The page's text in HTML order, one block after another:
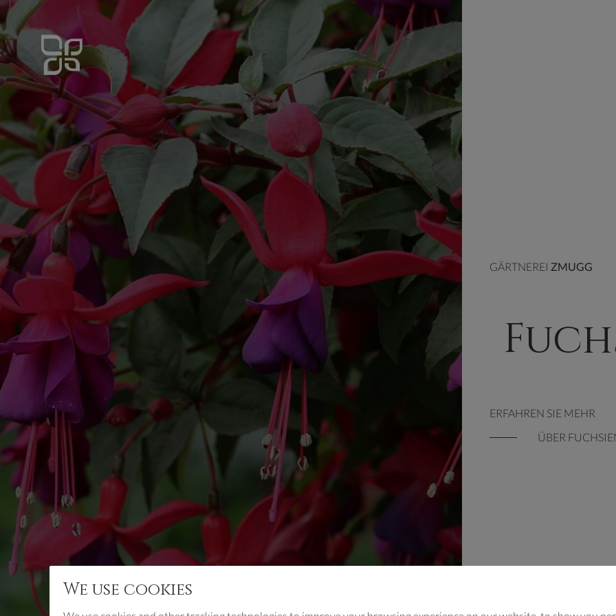
We use cookies
Gärtnerei
Zmugg
Blumen,
Pflanzen
und
Gartengestaltung
Salzburg
GÄRTNEREI ZMUGG
ERFAHREN SIE MEHR
ÜBER